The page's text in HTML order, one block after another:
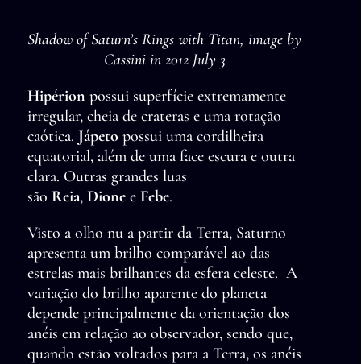
Shadow of Saturn’s Rings with Titan, image by
Cassini in 2012 July 3
Hipérion possui superfície extremamente
irregular, cheia de crateras e uma rotação
caótica. Jápeto possui uma cordilheira
equatorial, além de uma face escura e outra
clara. Outras grandes luas
são Reia, Dionee Febe.
Visto a olho nu a partir da Terra, Saturno
apresenta um brilho comparável ao das
estrelas mais brilhantes da esfera celeste. A
variação do brilho aparente do planeta
depende principalmente da orientação dos
anéis em relação ao observador, sendo que,
quando estão voltados para a Terra, os anéis